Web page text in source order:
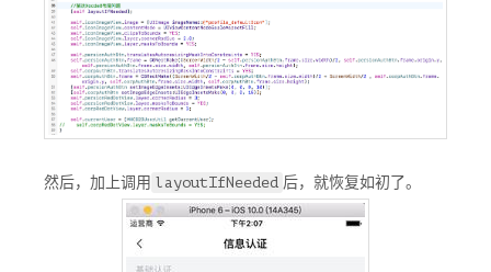
然后，加上调用 layoutIfNeeded 后，就恢复如初了。